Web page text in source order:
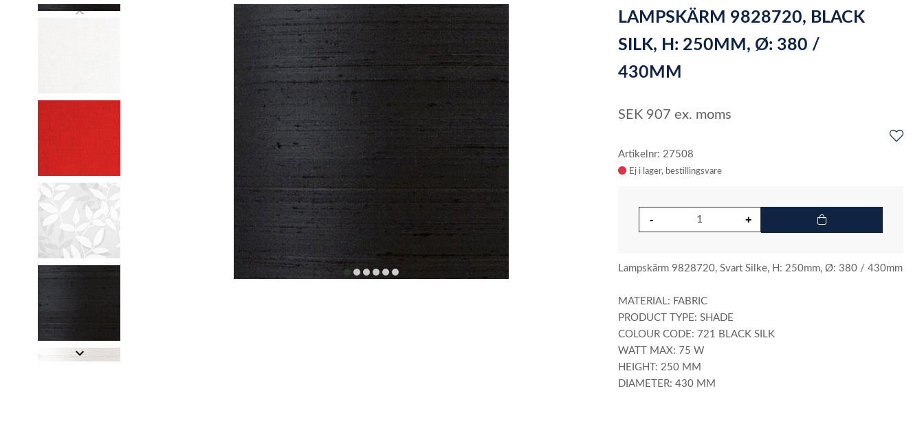
itemitemitemitemitemitem
LAMPSKÄRM 9828720, BLACK
SILK, H: 250MM, Ø: 380 /
430MM
SEK 907 ex. moms
Artikelnr: 27508
Ej i lager
Lampskärm 9828720, Svart Silke, H: 250mm, Ø: 380 / 430mm
MATERIAL: FABRIC
PRODUCT TYPE: SHADE
COLOUR CODE: 721 BLACK SILK
WATT MAX: 75 W
HEIGHT: 250 MM
DIAMETER: 430 MM